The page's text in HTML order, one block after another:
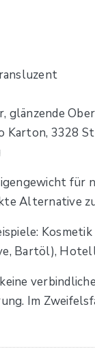
glänzende
Karton, 3328
Alternative
Bartöl),
Im